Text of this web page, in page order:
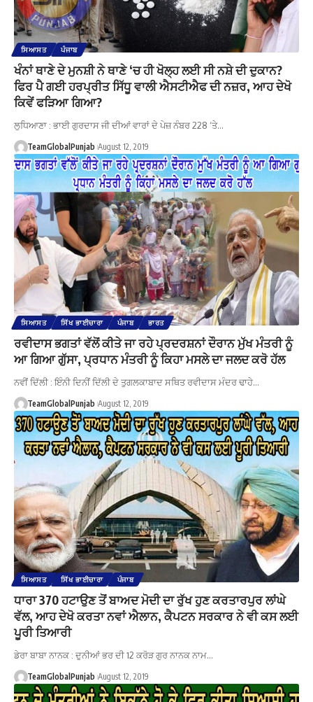
ਸਿਆਸਤ ਪੰਜਾਬ
ਖੰਨਾਂ ਥਾਣੇ ਦੇ ਮੁਨਸ਼ੀ ਨੇ ਥਾਣੇ ‘ਚ ਹੀ ਖੋਲ੍ਹ ਲਈ ਸੀ ਨਸ਼ੇ ਦੀ ਦੁਕਾਨ?
ਫਿਰ ਪੈ ਗਈ ਹਰਪ੍ਰੀਤ ਸਿੱਧੂ ਵਾਲੀ ਐਸਟੀਐਫ ਦੀ ਨਜ਼ਰ, ਆਹ ਦੇਖੋ
ਕਿਵੇਂ ਫੜਿਆ ਗਿਆ?
ਲੁਧਿਆਣਾ : ਭਾਈ ਗੁਰਦਾਸ ਜੀ ਦੀਆਂ ਵਾਰਾਂ ਦੇ ਪੇਜ਼ ਨੰਬਰ 228 ‘ਤੇ…
TeamGlobalPunjab August 12, 2019
ਸਿਆਸਤ ਸਿੱਖ ਭਾਈਚਾਰਾ ਪੰਜਾਬ ਭਾਰਤ
ਰਵੀਦਾਸ ਭਗਤਾਂ ਵੱਲੋਂ ਕੀਤੇ ਜਾ ਰਹੇ ਪ੍ਰਦਰਸ਼ਨਾਂ ਦੌਰਾਨ ਮੁੱਖ ਮੰਤਰੀ ਨੂੰ
ਆ ਗਿਆ ਗੁੱਸਾ, ਪ੍ਰਧਾਨ ਮੰਤਰੀ ਨੂੰ ਕਿਹਾ ਮਸਲੇ ਦਾ ਜਲਦ ਕਰੋ ਹੱਲ
ਨਵੀਂ ਦਿੱਲੀ : ਇੰਨੀ ਦਿਨੀਂ ਦਿੱਲੀ ਦੇ ਤੁਗਲਕਾਬਾਦ ਸਥਿਤ ਰਵੀਦਾਸ ਮੰਦਰ ਢਾਹੇ…
TeamGlobalPunjab August 12, 2019
ਸਿਆਸਤ ਸਿੱਖ ਭਾਈਚਾਰਾ ਪੰਜਾਬ
ਧਾਰਾ 370 ਹਟਾਉਣ ਤੋਂ ਬਾਅਦ ਮੋਦੀ ਦਾ ਰੁੱਖ ਹੁਣ ਕਰਤਾਰਪੁਰ ਲਾਂਘੇ
ਵੱਲ, ਆਹ ਦੇਖੋ ਕਰਤਾ ਨਵਾਂ ਐਲਾਨ, ਕੈਪਟਨ ਸਰਕਾਰ ਨੇ ਵੀ ਕਸ ਲਈ
ਪੂਰੀ ਤਿਆਰੀ
ਡੇਰਾ ਬਾਬਾ ਨਾਨਕ : ਦੁਨੀਆਂ ਭਰ ਦੀ 12 ਕਰੋੜ ਗੁਰ ਨਾਨਕ ਨਾਮ…
TeamGlobalPunjab August 12, 2019